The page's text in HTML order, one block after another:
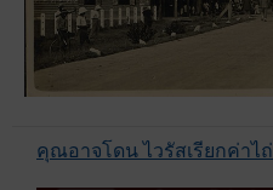
คุณอาจโดน ไวรัสเรียกค่าไถ่